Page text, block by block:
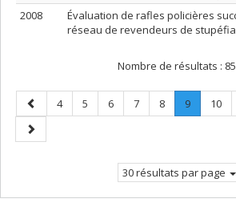
2008
Évaluation de rafles policières
réseau de revendeurs de
Nombre de résultats :
Page
précédente
Page
4 Page
5 Page
6 Page
7 Page
8 Page
9.
Page
Page
10
Page
suivante
30 résultats par page